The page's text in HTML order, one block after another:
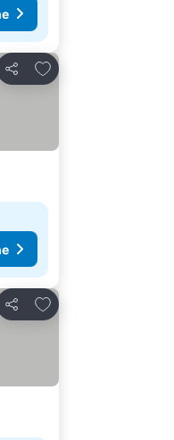
Deli
Dodati u favorite
Deli
Dodati u favorite